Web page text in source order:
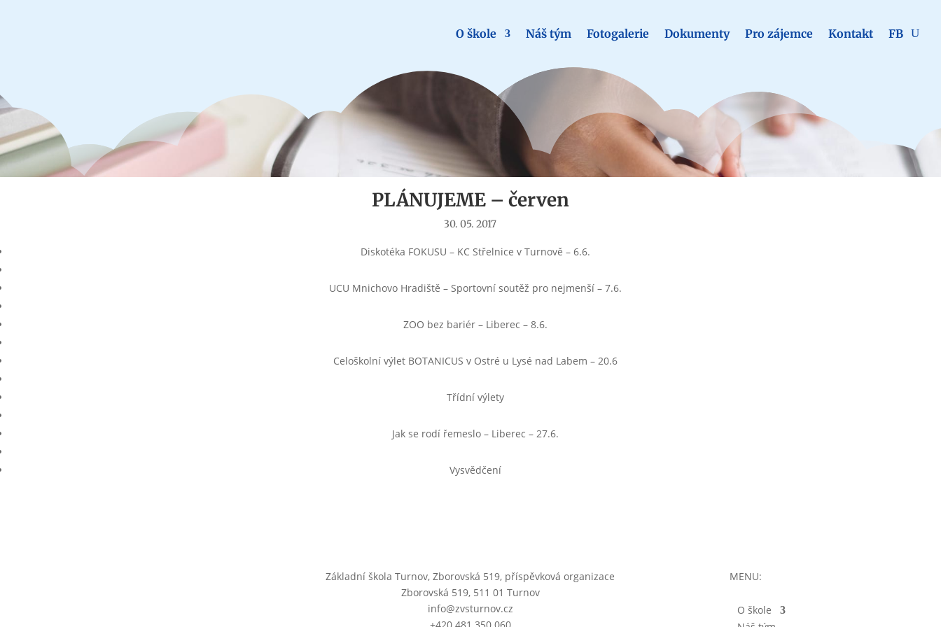
O škole Náš tým Fotogalerie Dokumenty Pro zájemce Kontakt FB
Aktuality
PLÁNUJEME – červen
30. 05. 2017
Diskotéka FOKUSU – KC Střelnice v Turnově – 6.6.
UCU Mnichovo Hradiště – Sportovní soutěž pro nejmenší – 7.6.
ZOO bez bariér – Liberec – 8.6.
Celoškolní výlet BOTANICUS v Ostré u Lysé nad Labem – 20.6
Třídní výlety
Jak se rodí řemeslo – Liberec – 27.6.
Vysvědčení
Základní škola Turnov, Zborovská 519, příspěvková organizace
Zborovská 519, 511 01 Turnov
info@zvsturnov.cz
+420 481 350 060
MENU:
O škole